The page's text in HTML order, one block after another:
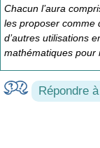
Chacun l’aura
les proposer comme
d’autres utilisations
mathématiques pour
Répondre